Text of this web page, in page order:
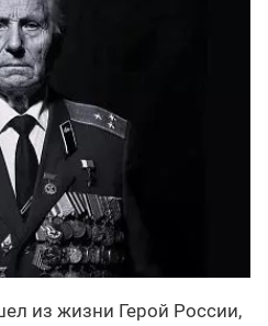
из жизни Герой России,